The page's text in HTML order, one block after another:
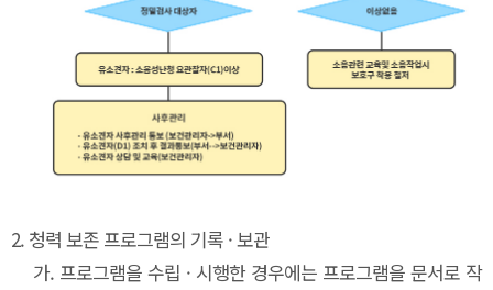
2.청력 보존 프로그램의 기록 · 보관
가.프로그램을 수립 · 시행한 경우에는 프로그램을 문서로 작